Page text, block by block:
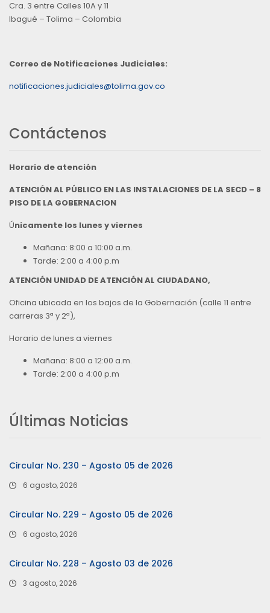
Cra. 3 entre Calles 10A y 11
Ibagué – Tolima – Colombia
Correo de Notificaciones Judiciales:
notificaciones.judiciales@tolima.gov.co
Contáctenos
Horario de atención
ATENCIÓN AL PÚBLICO EN LAS INSTALACIONES DE LA SECD – 8
PISO DE LA GOBERNACION
Únicamente los lunes y viernes
Mañana: 8:00 a 10:00 a.m.
Tarde: 2:00 a 4:00 p.m
ATENCIÓN UNIDAD DE ATENCIÓN AL CIUDADANO,
Oficina ubicada en los bajos de la Gobernación (calle 11 entre
carreras 3ª y 2ª),
Horario de lunes a viernes
Mañana: 8:00 a 12:00 a.m.
Tarde: 2:00 a 4:00 p.m
Últimas Noticias
Circular No. 230 – Agosto 05 de 2026
6 agosto, 2026
Circular No. 229 – Agosto 05 de 2026
6 agosto, 2026
Circular No. 228 – Agosto 03 de 2026
3 agosto, 2026